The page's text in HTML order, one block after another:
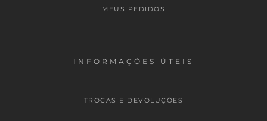
MEUS PEDIDOS
INFORMAÇÕES ÚTEIS
TROCAS E DEVOLUÇÕES